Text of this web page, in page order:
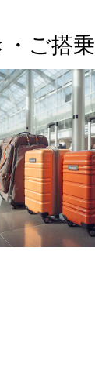
・ご搭乗